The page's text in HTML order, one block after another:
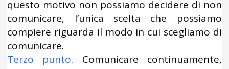
questo motivo non possiamo decidere di non
comunicare, l’unica scelta che possiamo
compiere riguarda il modo in cui scegliamo di
comunicare.
Terzo punto. Comunicare continuamente,